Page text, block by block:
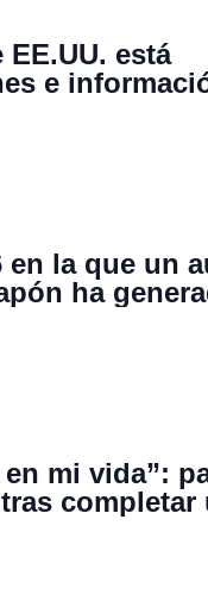
está
e
X que
en la que un
ha
mi vida”:
completar
Breath of the